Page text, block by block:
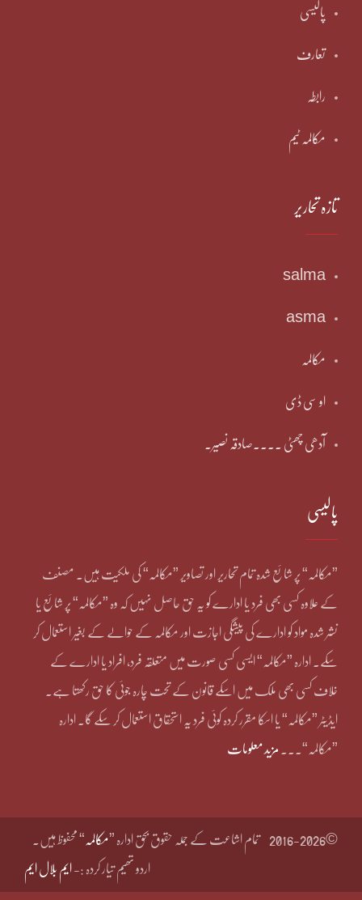
پالیسی
تعارف
رابطہ
مکالمہ ٹیم
تازہ تحاریر
salma
asma
مکالمہ
او سی ڈی
آدھی چھٹی ۔۔۔۔صادقہ نصیر۔
پالیسی
”مکالمہ“ پر شائع شدہ تمام تحاریر اور تصاویر ”مکالمہ“ کی ملکیت ہیں۔ مصنف
کے علاوہ کسی بھی فرد یا ادارے کو یہ حق حاصل نہیں کہ وہ ”مکالمہ“ پر شائع یا
نشر شدہ مواد کو ادارے کی پیشگی اجازت اور مکالمہ کے حوالے کے بغیر استعمال کر
سکے۔ ادارہ ”مکالمہ“ ایسی کسی صورت میں متعلقہ فرد، افراد یا ادارے کے
خلاف کسی بھی ملک میں اسکے قانون کے تحت چارہ جوئی کا حق رکھتا ہے۔
ایڈیٹر ”مکالمہ“ یا اسکا مقرر کردہ کوئی فرد یہ استحقاق استعمال کر سکے گا۔ ادارہ
”مکالمہ“۔۔۔ مزید معلومات
©2016-2026 تمام اشاعت کے جملہ حقوق بحق ادارہ ”مکالمہ “ محفوظ ہیں۔
اردو تھیم تیار کردہ :- ایم بلال ایم